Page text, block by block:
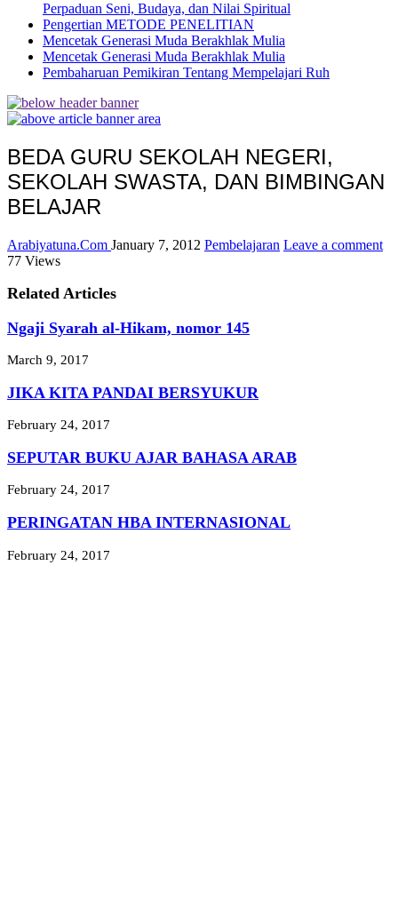
Perpaduan Seni, Budaya, dan Nilai Spiritual
Pengertian METODE PENELITIAN
Mencetak Generasi Muda Berakhlak Mulia
Mencetak Generasi Muda Berakhlak Mulia
Pembaharuan Pemikiran Tentang Mempelajari Ruh
BEDA GURU SEKOLAH NEGERI,
SEKOLAH SWASTA, DAN BIMBINGAN
BELAJAR
Arabiyatuna.Com January 7, 2012 Pembelajaran Leave a comment
77 Views
Related Articles
Ngaji Syarah al-Hikam, nomor 145
March 9, 2017
JIKA KITA PANDAI BERSYUKUR
February 24, 2017
SEPUTAR BUKU AJAR BAHASA ARAB
February 24, 2017
PERINGATAN HBA INTERNASIONAL
February 24, 2017